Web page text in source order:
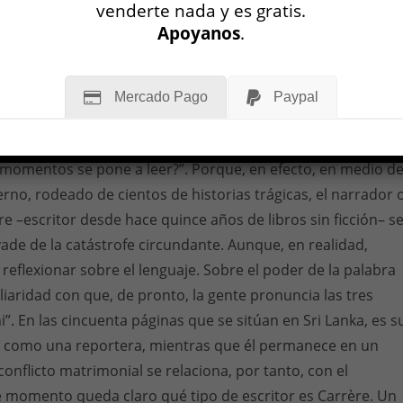
un doble conflicto de pareja.
páginas de
De vidas ajenas. El tsunami ha arrasado
línea de mar. Leemos: “Hélène está furiosa conmigo
dejándole a los niños en los brazos cuando debería
en buscar noticias: es su oficio”. Discuten. Él se
de
se pone a leer?”. Porque, en efecto, en medio
rodeado de cientos de historias trágicas, el narrador
–escritor desde hace quince años de libros sin ficción– se
de la catástrofe circundante. Aunque, en realidad,
sobre el lenguaje. Sobre el poder de la palabra
con que, de pronto, la gente pronuncia las tres
En las cincuenta páginas que se sitúan en Sri Lanka, es
una reportera, mientras que él permanece en un
matrimonial se relaciona, por tanto, con el
momento queda claro qué tipo de escritor es Carrère. Un
venderte nada y es gratis.
Apoyanos.
Mercado Pago Paypal